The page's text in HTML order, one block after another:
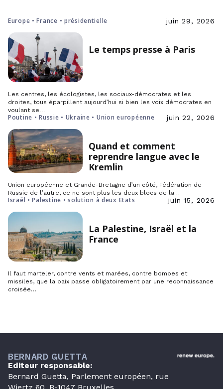
Europe • France • présidentielle juin 29, 2026
Le temps presse à Paris
Les centres, les écologistes, les sociaux-démocrates et les
droites, tous éparpillent aujourd’hui si bien les voix démocrates en
voulant se…
Poutine • Russie • Ukraine • Union européenne juin 22, 2026
Quand et comment
reprendre langue avec le
Kremlin
Union européenne et Grande-Bretagne d’un côté, Fédération de
Russie de l’autre, ce ne sont plus les deux blocs de la…
Israël • Palestine • solution à deux États juin 15, 2026
La Palestine, Israël et la
France
Il faut marteler, contre vents et marées, contre bombes et
missiles, que la paix passe obligatoirement par une reconnaissance
croisée…
BERNARD GUETTA
Editeur responsable:
Bernard Guetta, Parlement européen, rue
Wiertz 60, B-1047 Bruxelles.